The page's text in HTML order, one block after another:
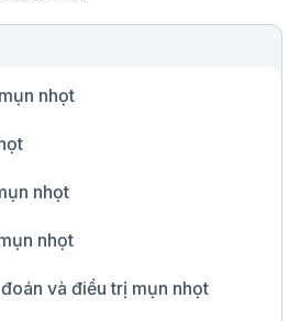
nhọt
nhọt
nhọt
và điều trị mụn nhọt